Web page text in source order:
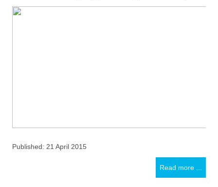
Published: 21 April 2015
Read more ...